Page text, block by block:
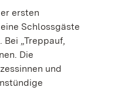
ersten
Schlossgäste
„Treppauf,
Die
und